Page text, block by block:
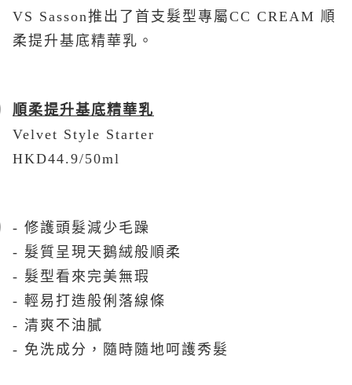
VS Sasson推出了首支髮型專屬CC CREAM 順
柔提升基底精華乳。
順柔提升基底精華乳
Velvet Style Starter
HKD44.9/50ml
- 修護頭髮減少毛躁
- 髮質呈現天鵝絨般順柔
- 髮型看來完美無瑕
- 輕易打造般俐落線條
- 清爽不油膩
- 免洗成分，隨時隨地呵護秀髮